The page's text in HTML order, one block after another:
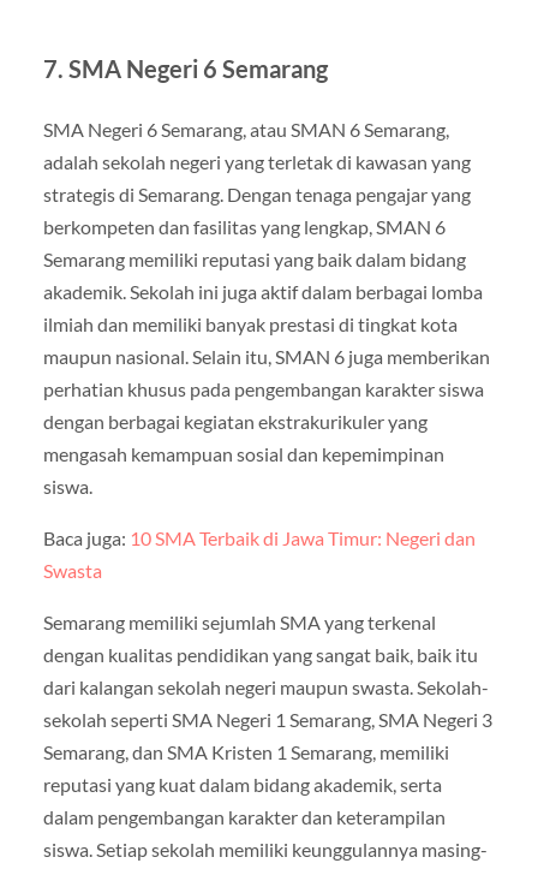
7. SMA Negeri 6 Semarang
SMA Negeri 6 Semarang, atau SMAN 6 Semarang,
adalah sekolah negeri yang terletak di kawasan yang
strategis di Semarang. Dengan tenaga pengajar yang
berkompeten dan fasilitas yang lengkap, SMAN 6
Semarang memiliki reputasi yang baik dalam bidang
akademik. Sekolah ini juga aktif dalam berbagai lomba
ilmiah dan memiliki banyak prestasi di tingkat kota
maupun nasional. Selain itu, SMAN 6 juga memberikan
perhatian khusus pada pengembangan karakter siswa
dengan berbagai kegiatan ekstrakurikuler yang
mengasah kemampuan sosial dan kepemimpinan
siswa.
Baca juga: 10 SMA Terbaik di Jawa Timur: Negeri dan
Swasta
Semarang memiliki sejumlah SMA yang terkenal
dengan kualitas pendidikan yang sangat baik, baik itu
dari kalangan sekolah negeri maupun swasta. Sekolah-
sekolah seperti SMA Negeri 1 Semarang, SMA Negeri 3
Semarang, dan SMA Kristen 1 Semarang, memiliki
reputasi yang kuat dalam bidang akademik, serta
dalam pengembangan karakter dan keterampilan
siswa. Setiap sekolah memiliki keunggulannya masing-